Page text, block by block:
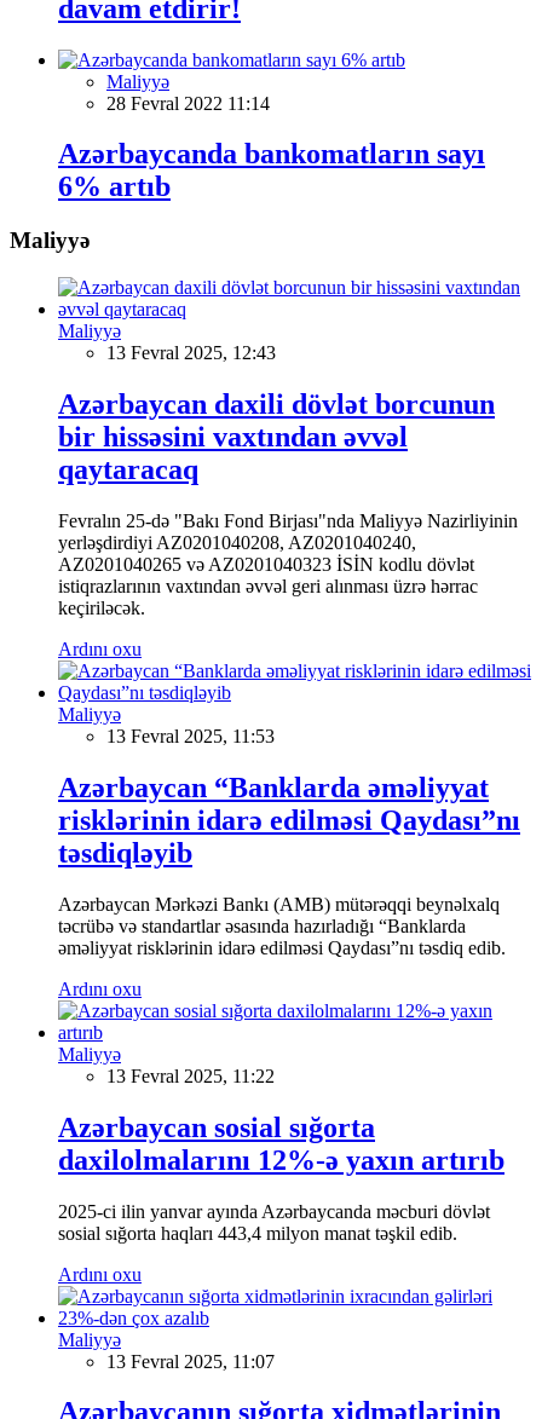
davam etdirir!
Maliyyə
28 Fevral 2022 11:14
Azərbaycanda bankomatların sayı
6% artıb
Maliyyə
Maliyyə
13 Fevral 2025, 12:43
Azərbaycan daxili dövlət borcunun
bir hissəsini vaxtından əvvəl
qaytaracaq
Fevralın 25-də "Bakı Fond Birjası"nda Maliyyə Nazirliyinin
yerləşdirdiyi AZ0201040208, AZ0201040240,
AZ0201040265 və AZ0201040323 İSİN kodlu dövlət
istiqrazlarının vaxtından əvvəl geri alınması üzrə hərrac
keçiriləcək.
Ardını oxu
Maliyyə
13 Fevral 2025, 11:53
Azərbaycan “Banklarda əməliyyat
risklərinin idarə edilməsi Qaydası”nı
təsdiqləyib
Azərbaycan Mərkəzi Bankı (AMB) mütərəqqi beynəlxalq
təcrübə və standartlar əsasında hazırladığı “Banklarda
əməliyyat risklərinin idarə edilməsi Qaydası”nı təsdiq edib.
Ardını oxu
Maliyyə
13 Fevral 2025, 11:22
Azərbaycan sosial sığorta
daxilolmalarını 12%-ə yaxın artırıb
2025-ci ilin yanvar ayında Azərbaycanda məcburi dövlət
sosial sığorta haqları 443,4 milyon manat təşkil edib.
Ardını oxu
Maliyyə
13 Fevral 2025, 11:07
Azərbaycanın sığorta xidmətlərinin